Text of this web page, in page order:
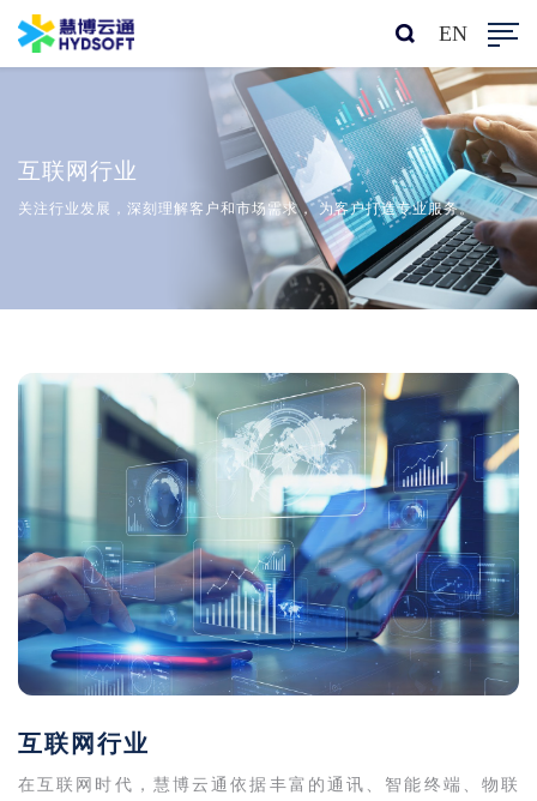
EN
互联网行业
关注行业发展，深刻理解客户和市场需求， 为客户打造专业服务。
互联网行业
在互联网时代，慧博云通依据丰富的通讯、智能终端、物联